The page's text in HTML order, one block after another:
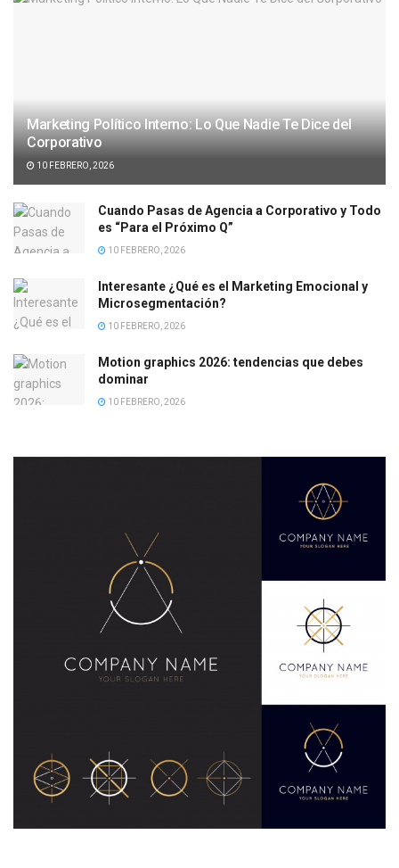
Marketing Político Interno: Lo Que Nadie Te Dice del
Corporativo
10 FEBRERO, 2026
Cuando Pasas de Agencia a Corporativo y Todo
es “Para el Próximo Q”
10 FEBRERO, 2026
Interesante ¿Qué es el Marketing Emocional y
Microsegmentación?
10 FEBRERO, 2026
Motion graphics 2026: tendencias que debes
dominar
10 FEBRERO, 2026